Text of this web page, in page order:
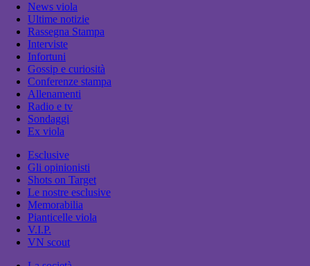
News viola
Ultime notizie
Rassegna Stampa
Interviste
Infortuni
Gossip e curiosità
Conferenze stampa
Allenamenti
Radio e tv
Sondaggi
Ex viola
Esclusive
Gli opinionisti
Shots on Target
Le nostre esclusive
Memorabilia
Pianticelle viola
V.I.P.
VN scout